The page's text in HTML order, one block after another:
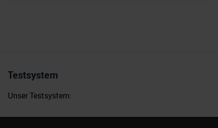
Testsystem
Unser Testsystem: